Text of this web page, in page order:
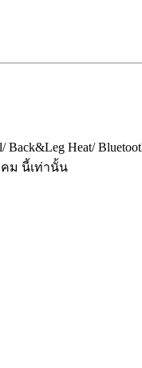
Back&Leg Heat/
คม นี้เท่านั้น